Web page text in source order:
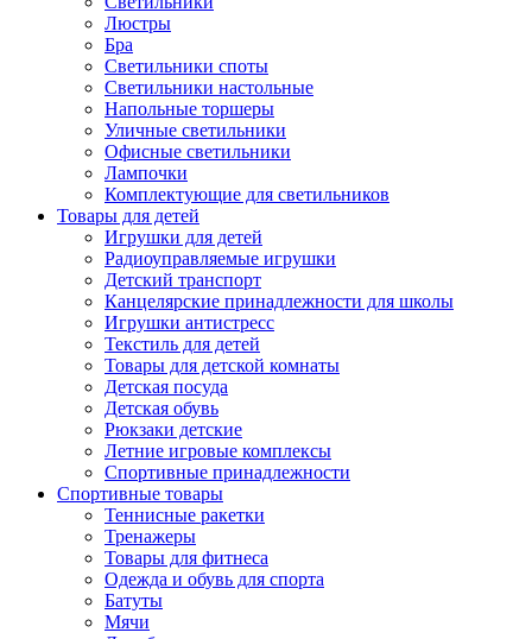
Люстры
Бра
Светильники споты
Светильники настольные
Напольные торшеры
Уличные светильники
Офисные светильники
Лампочки
Комплектующие для светильников
Товары для детей
Игрушки для детей
Радиоуправляемые игрушки
Детский транспорт
Канцелярские принадлежности для школы
Игрушки антистресс
Текстиль для детей
Товары для детской комнаты
Детская посуда
Детская обувь
Рюкзаки детские
Летние игровые комплексы
Спортивные принадлежности
Спортивные товары
Теннисные ракетки
Тренажеры
Товары для фитнеса
Одежда и обувь для спорта
Батуты
Мячи